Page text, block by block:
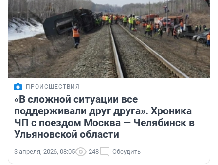
ПРОИСШЕСТВИЯ
«В сложной ситуации все
поддерживали друг друга». Хроника
ЧП с поездом Москва — Челябинск в
Ульяновской области
3 апреля, 2026, 08:05 248 Обсудить